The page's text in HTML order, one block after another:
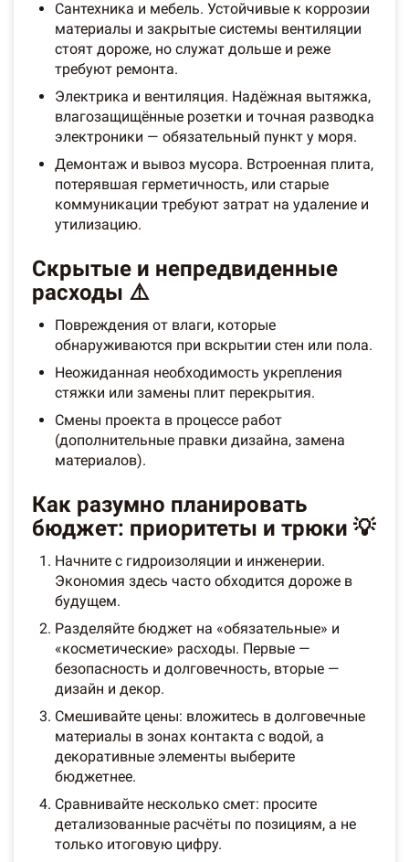
Сантехника и мебель. Устойчивые к коррозии
материалы и закрытые системы вентиляции
стоят дороже, но служат дольше и реже
требуют ремонта.
Электрика и вентиляция. Надёжная вытяжка,
влагозащищённые розетки и точная разводка
электроники — обязательный пункт у моря.
Демонтаж и вывоз мусора. Встроенная плита,
потерявшая герметичность, или старые
коммуникации требуют затрат на удаление и
утилизацию.
Скрытые и непредвиденные
расходы ⚠️
Повреждения от влаги, которые
обнаруживаются при вскрытии стен или пола.
Неожиданная необходимость укрепления
стяжки или замены плит перекрытия.
Смены проекта в процессе работ
(дополнительные правки дизайна, замена
материалов).
Как разумно планировать
бюджет: приоритеты и трюки 💡
Начните с гидроизоляции и инженерии.
Экономия здесь часто обходится дороже в
будущем.
Разделяйте бюджет на «обязательные» и
«косметические» расходы. Первые —
безопасность и долговечность, вторые —
дизайн и декор.
Смешивайте цены: вложитесь в долговечные
материалы в зонах контакта с водой, а
декоративные элементы выберите
бюджетнее.
Сравнивайте несколько смет: просите
детализованные расчёты по позициям, а не
только итоговую цифру.